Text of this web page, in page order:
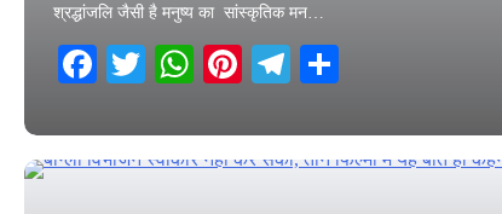
श्रद्धांजलि जैसी है मनुष्य का सांस्कृतिक मन…
Facebook
TwitterWhatsApp
PinterestTelegram
21 August 2025